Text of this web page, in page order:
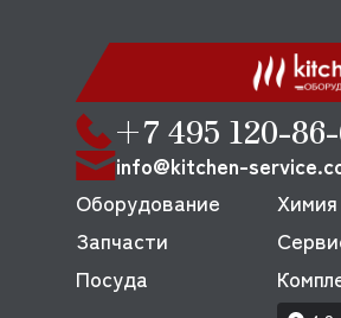
+7 495 120-
info@kitchen-
Оборудование
Запчасти
Посуда
Химия